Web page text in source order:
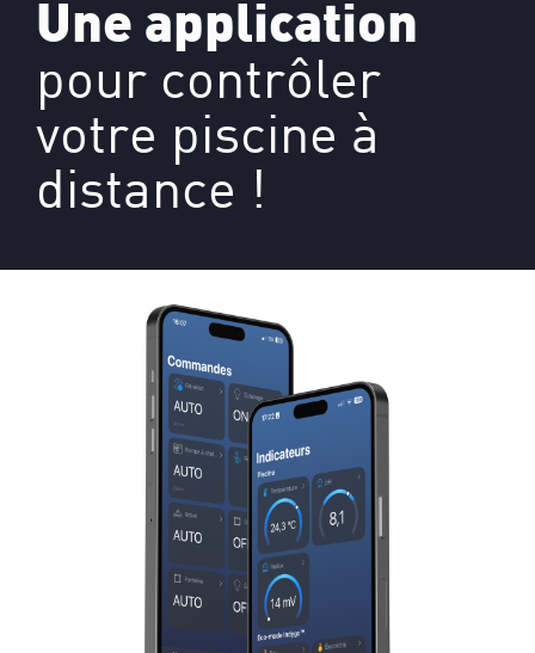
Une application
pour contrôler
votre piscine à
distance !